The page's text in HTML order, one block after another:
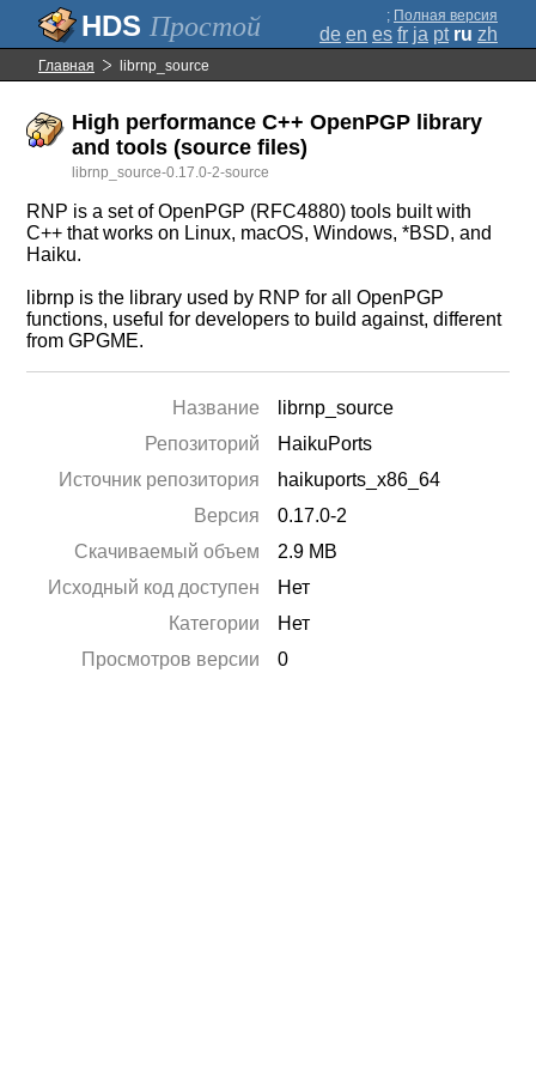
Простой ; Полная версия
de en es fr ja pt ru zh
Главная librnp_source
High performance C++ OpenPGP library
and tools (source files)
librnp_source-0.17.0-2-source
RNP is a set of OpenPGP (RFC4880) tools built with
C++ that works on Linux, macOS, Windows, *BSD, and
Haiku.
librnp is the library used by RNP for all OpenPGP
functions, useful for developers to build against, different
from GPGME.
Название
librnp_source
Репозиторий
HaikuPorts
Источник репозитория
haikuports_x86_64
Версия
0.17.0-2
Скачиваемый объем
2.9 MB
Исходный код доступен
Нет
Категории
Нет
Просмотров версии
0